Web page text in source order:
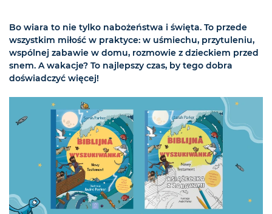
Bo wiara to nie tylko nabożeństwa i święta. To przede
wszystkim miłość w praktyce: w uśmiechu, przytuleniu,
wspólnej zabawie w domu, rozmowie z dzieckiem przed
snem. A wakacje? To najlepszy czas, by tego dobra
doświadczyć więcej!